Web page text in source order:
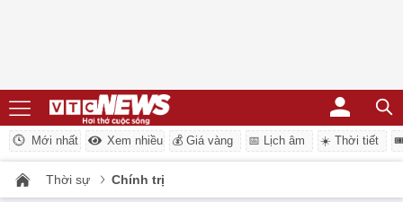
Mới nhất Xem nhiều 💰 Giá vàng 📅 Lịch âm ☀️ Thời tiết
Thời sự Chính trị